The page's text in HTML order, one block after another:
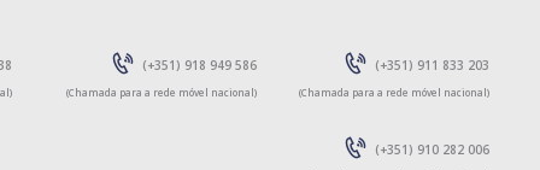
(+351) 918 949 586 (+351) 911 833 203
(+351) 910 282 006